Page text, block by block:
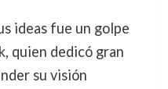
ideas fue un golpe
quien dedicó gran
su visión